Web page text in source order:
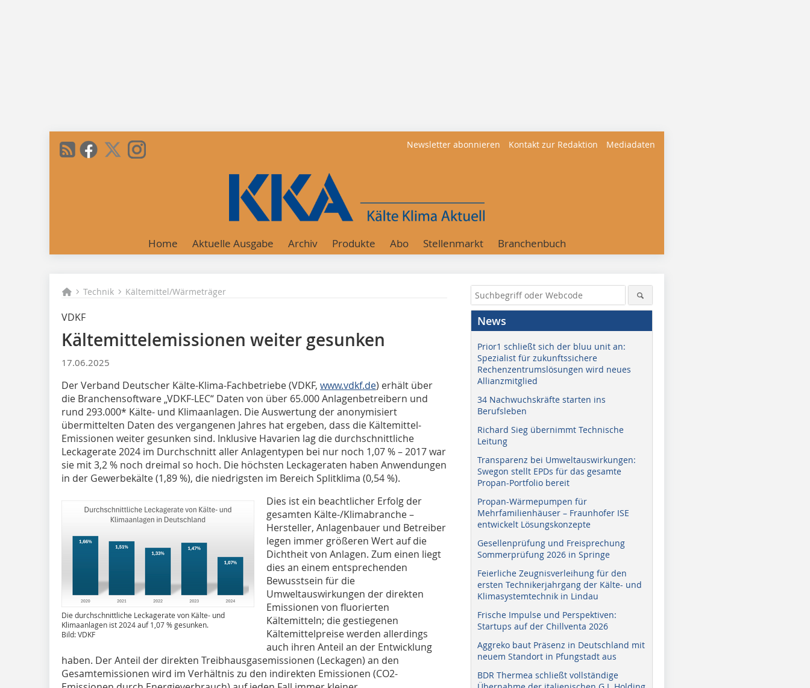
Newsletter abonnieren Kontakt zur Redaktion Mediadaten
Home Aktuelle Ausgabe Archiv Produkte Abo Stellenmarkt Branchenbuch
Technik Kältemittel/Wärmeträger
VDKF
Kältemittelemissionen weiter gesunken
17.06.2025
Der Verband Deutscher Kälte-Klima-Fachbetriebe (VDKF, www.vdkf.de) erhält über
die Branchensoftware „VDKF-LEC“ Daten von über 65.000 Anlagenbetreibern und
rund 293.000* Kälte- und Klimaanlagen. Die Auswertung der anonymisiert
übermittelten Daten des vergangenen Jahres hat ergeben, dass die Kältemittel-
Emissionen weiter gesunken sind. Inklusive Havarien lag die durchschnittliche
Leckagerate 2024 im Durchschnitt aller Anlagentypen bei nur noch 1,07 % – 2017 war
sie mit 3,2 % noch dreimal so hoch. Die höchsten Leckageraten haben Anwendungen
in der Gewerbekälte (1,89 %), die niedrigsten im Bereich Splitklima (0,54 %).
Die durchschnittliche Leckagerate von Kälte- und
Klimaanlagen ist 2024 auf 1,07 % gesunken.
Bild: VDKF
Dies ist ein beachtlicher Erfolg der
gesamten Kälte-/Klimabranche –
Hersteller, Anlagenbauer und Betreiber
legen immer größeren Wert auf die
Dichtheit von Anlagen. Zum einen liegt
dies an einem entsprechenden
Bewusstsein für die
Umweltauswirkungen der direkten
Emissionen von fluorierten
Kältemitteln; die gestiegenen
Kältemittelpreise werden allerdings
auch ihren Anteil an der Entwicklung
haben. Der Anteil der direkten Treibhausgasemissionen (Leckagen) an den
Gesamtemissionen wird im Verhältnis zu den indirekten Emissionen (CO2-
News
Prior1 schließt sich der bluu unit an:
Spezialist für zukunftssichere
Rechenzentrumslösungen wird neues
Allianzmitglied
34 Nachwuchskräfte starten ins
Berufsleben
Richard Sieg übernimmt Technische
Leitung
Transparenz bei Umweltauswirkungen:
Swegon stellt EPDs für das gesamte
Propan-Portfolio bereit
Propan-Wärmepumpen für
Mehrfamilienhäuser – Fraunhofer ISE
entwickelt Lösungskonzepte
Gesellenprüfung und Freisprechung
Sommerprüfung 2026 in Springe
Feierliche Zeugnisverleihung für den
ersten Technikerjahrgang der Kälte- und
Klimasystemtechnik in Lindau
Frische Impulse und Perspektiven:
Startups auf der Chillventa 2026
Aggreko baut Präsenz in Deutschland mit
neuem Standort in Pfungstadt aus
BDR Thermea schließt vollständige